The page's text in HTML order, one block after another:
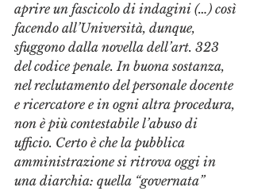
aprire un fascicolo di indagini (…) così
facendo all’Università, dunque,
sfuggono dalla novella dell’art. 323
del codice penale. In buona sostanza,
nel reclutamento del personale docente
e ricercatore e in ogni altra procedura,
non è più contestabile l’abuso di
ufficio. Certo è che la pubblica
amministrazione si ritrova oggi in
una diarchia: quella “governata”